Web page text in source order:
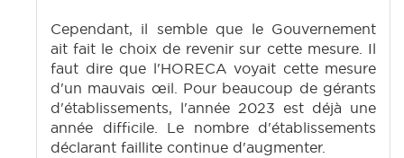
Cependant, il semble que le Gouvernement
ait fait le choix de revenir sur cette mesure. Il
faut dire que l'HORECA voyait cette mesure
d'un mauvais œil. Pour beaucoup de gérants
d'établissements, l'année 2023 est déjà une
année difficile. Le nombre d'établissements
déclarant faillite continue d'augmenter.